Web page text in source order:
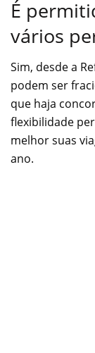
É
vários
Sim, desde a
podem ser
que haja
flexibilidade
melhor suas
ano.